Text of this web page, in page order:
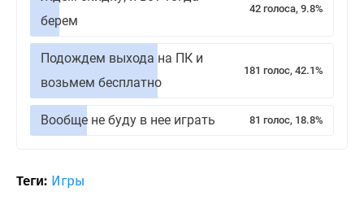
берем
42 голоса, 9.8%
Подождем выхода на ПК и
возьмем бесплатно
181 голос, 42.1%
Вообще не буду в нее играть 81 голос, 18.8%
Теги: Игры